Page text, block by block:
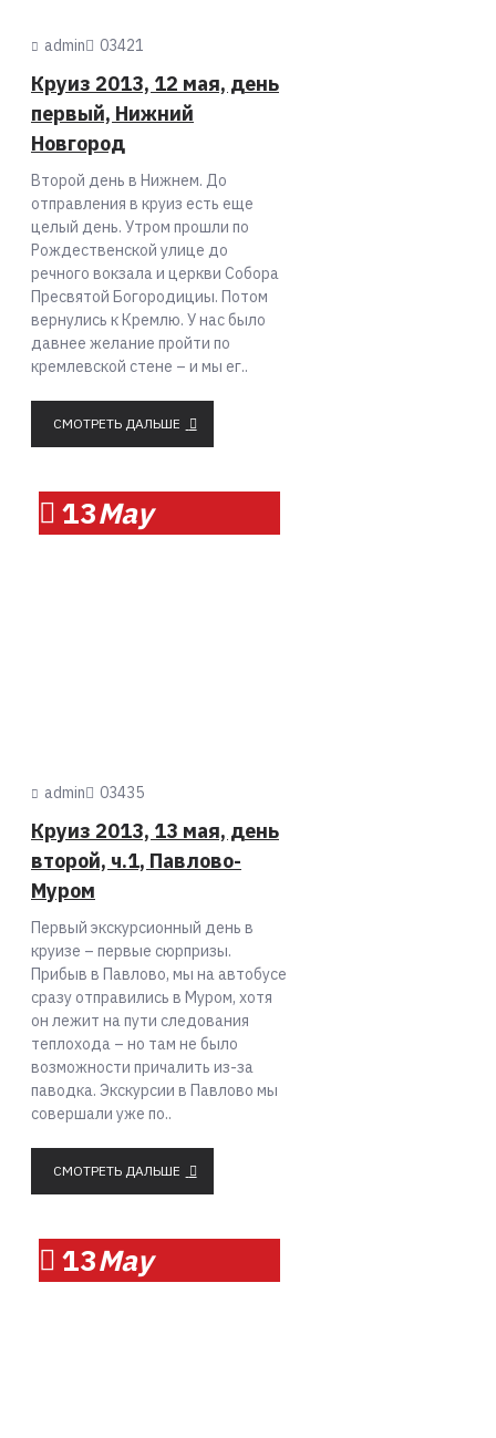
admin 03421
Круиз 2013, 12 мая, день
первый, Нижний
Новгород
Второй день в Нижнем. До
отправления в круиз есть еще
целый день. Утром прошли по
Рождественской улице до
речного вокзала и церкви Собора
Пресвятой Богородициы. Потом
вернулись к Кремлю. У нас было
давнее желание пройти по
кремлевской стене – и мы ег..
СМОТРЕТЬ ДАЛЬШЕ
13May
admin 03435
Круиз 2013, 13 мая, день
второй, ч.1, Павлово-
Муром
Первый экскурсионный день в
круизе – первые сюрпризы.
Прибыв в Павлово, мы на автобусе
сразу отправились в Муром, хотя
он лежит на пути следования
теплохода – но там не было
возможности причалить из-за
паводка. Экскурсии в Павлово мы
совершали уже по..
СМОТРЕТЬ ДАЛЬШЕ
13May